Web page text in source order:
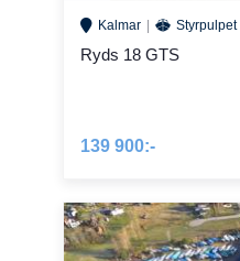
Kalmar Styrpulpet
Ryds 18 GTS
139 900:-